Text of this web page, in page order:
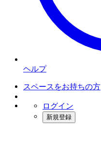
ヘルプ
スペースをお持ちの方
ログイン
新規登録